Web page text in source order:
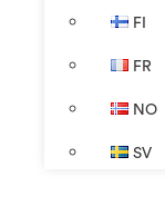
FI
FR
NO
SV